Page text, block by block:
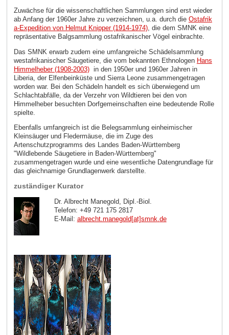
Zuwächse für die wissenschaftlichen Sammlungen sind erst wieder
ab Anfang der 1960er Jahre zu verzeichnen, u.a. durch die Ostafrik
a-Expedition von Helmut Knipper (1914-1974), die dem SMNK eine
repräsentative Balgsammlung ostafrikanischer Vögel einbrachte.
Das SMNK erwarb zudem eine umfangreiche Schädelsammlung
westafrikanischer Säugetiere, die vom bekannten Ethnologen Hans
Himmelheber (1908-2003)in den 1950er und 1960er Jahren in
Liberia, der Elfenbeinküste und Sierra Leone zusammengetragen
worden war. Bei den Schädeln handelt es sich überwiegend um
Schlachtabfälle, da der Verzehr von Wildtieren bei den von
Himmelheber besuchten Dorfgemeinschaften eine bedeutende Rolle
spielte.
Ebenfalls umfangreich ist die Belegsammlung einheimischer
Kleinsäuger und Fledermäuse, die im Zuge des
Artenschutzprogramms des Landes Baden-Württemberg
"Wildlebende Säugetiere in Baden-Württemberg"
zusammengetragen wurde und eine wesentliche Datengrundlage für
das gleichnamige Grundlagenwerk darstellte.
zuständiger Kurator
Dr. Albrecht Manegold, Dipl.-Biol.
Telefon: +49 721 175 2817
E-Mail: albrecht.manegold[at]smnk.de